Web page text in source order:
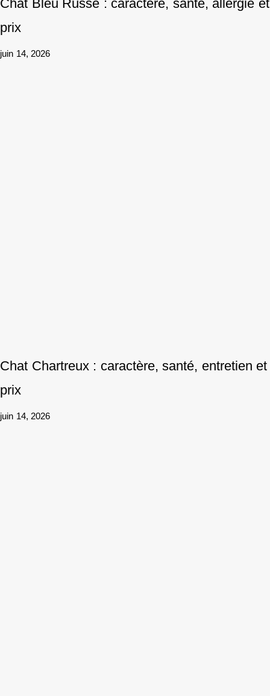
Chat Bleu Russe : caractère, santé, allergie et
prix
juin 14, 2026
Chat Chartreux : caractère, santé, entretien et
prix
juin 14, 2026